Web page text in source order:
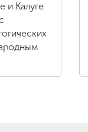
и Калуге